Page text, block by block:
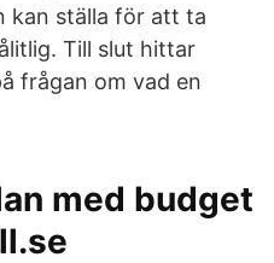
kan ställa för att ta
Till slut hittar
frågan om vad en
med budget